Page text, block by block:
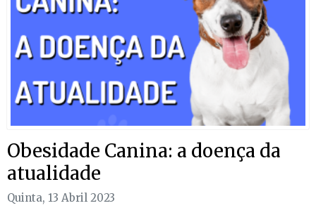
Obesidade Canina: a doença da
atualidade
Quinta, 13 Abril 2023